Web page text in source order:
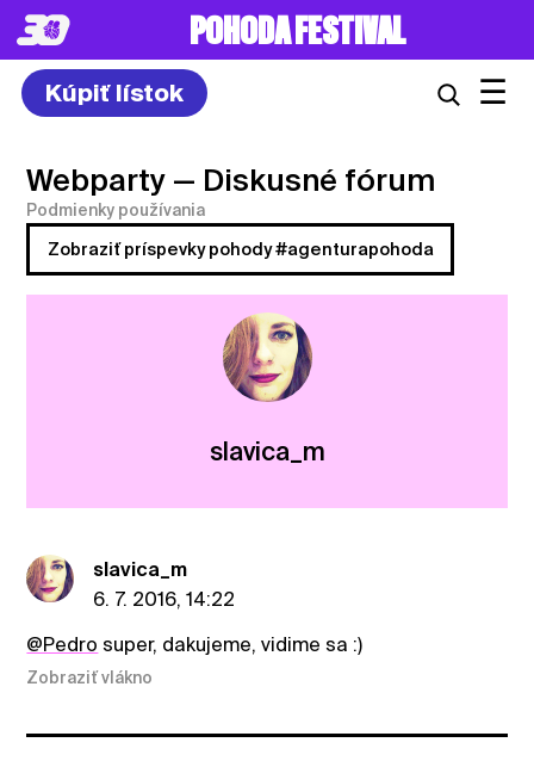
POHODA FESTIVAL
Kúpiť lístok ☰
Webparty — Diskusné fórum
Podmienky používania
Zobraziť príspevky pohody #agenturapohoda
slavica_m
slavica_m
6. 7. 2016, 14:22
@Pedro super, dakujeme, vidime sa :)
Zobraziť vlákno